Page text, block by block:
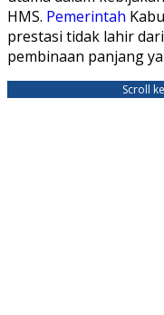
HMS. Pemerintah
prestasi tidak lahir
pembinaan panjang
Scroll